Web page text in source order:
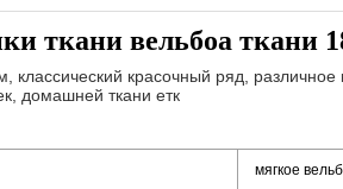
ткани вельбоа ткани
красочный ряд, различное
домашней ткани етк
мягкое